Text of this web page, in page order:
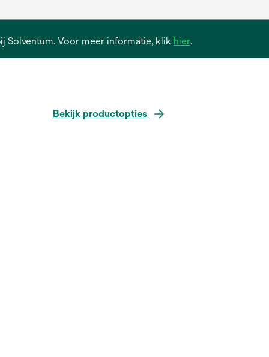
Solventum. Voor meer informatie, klik hieropens
.
Bekijk productopties